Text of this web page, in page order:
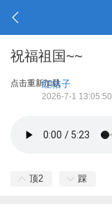
祝福祖国~~
点击重新加载
红桔子
2026-7-1 13:05:50
顶2 踩